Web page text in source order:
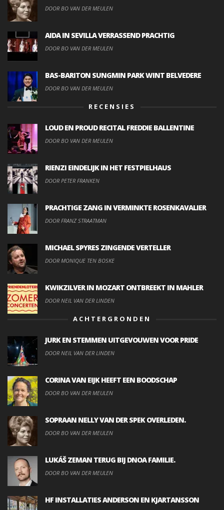
DOOR BO VAN DER MEULEN
AIDA IN SEVILLA VERRASSEND PRACHTIG
DOOR BO VAN DER MEULEN
BAS-BARITON SUNGMIN PARK WINT BELVEDERE
DOOR BO VAN DER MEULEN
RECENSIES
LOUD EN PROUD RECITAL FREDDIE BALLENTINE
DOOR BO VAN DER MEULEN
RIENZI EINDELIJK IN HET FESTPIELHAUS
DOOR PETER FRANKEN
PRACHTIGE ZANG IN VERMINKTE ROSENKAVALIER
DOOR FRANZ STRAATMAN
MICHAEL SPYRES ZINGENDE VERTELLER
DOOR MONIQUE TEN BOSKE
KWIKZILVER IN MOZART ONTBREEKT IN MAHLER
DOOR NEIL VAN DER LINDEN
ACHTERGRONDEN
JURK EN STEMMEN UITGEVOUWEN VOOR PRIDE
DOOR NEIL VAN DER LINDEN
CORINA VAN EIJK HEEFT EEN BOODSCHAP
DOOR BO VAN DER MEULEN
SOPRAAN NELLY VAN DER SPEK OVERLEDEN.
DOOR BO VAN DER MEULEN
LUKÁŠ ZEMAN TERUG BIJ DNOA FAMILIE.
DOOR BO VAN DER MEULEN
HF INSTALLATIES ANDERSON EN KJARTANSSON